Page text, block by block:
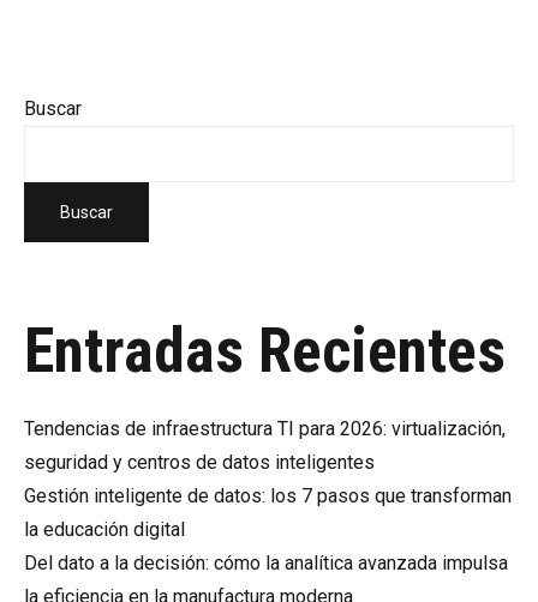
Buscar
Buscar
Entradas Recientes
Tendencias de infraestructura TI para 2026: virtualización,
seguridad y centros de datos inteligentes
Gestión inteligente de datos: los 7 pasos que transforman
la educación digital
Del dato a la decisión: cómo la analítica avanzada impulsa
la eficiencia en la manufactura moderna